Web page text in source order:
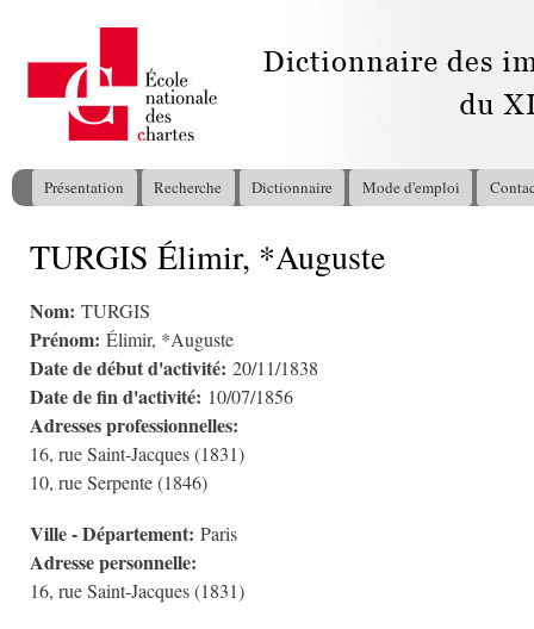
Menu principal
Présentation Recherche Dictionnaire Mode d'emploi
Vous êtes ici
TURGIS Élimir, *Auguste
Nom: TURGIS
Prénom: Élimir, *Auguste
Date de début d'activité: 20/11/1838
Date de fin d'activité: 10/07/1856
Adresses professionnelles:
16, rue Saint-Jacques (1831)
10, rue Serpente (1846)
Ville - Département: Paris
Adresse personnelle:
16, rue Saint-Jacques (1831)